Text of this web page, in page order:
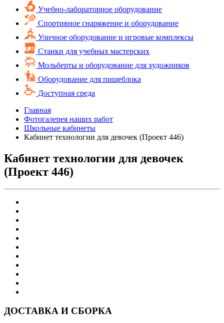
Учебно-лабораторное оборудование
Спортивное снаряжение и оборудование
Уличное оборудование и игровые комплексы
Cтанки для учебных мастерских
Мольберты и оборудование для художников
Оборудование для пищеблока
Доступная среда
Главная
Фотогалерея наших работ
Школьные кабинеты
Кабинет технологии для девочек (Проект 446)
Кабинет технологии для девочек
(Проект 446)
ДОСТАВКА И СБОРКА